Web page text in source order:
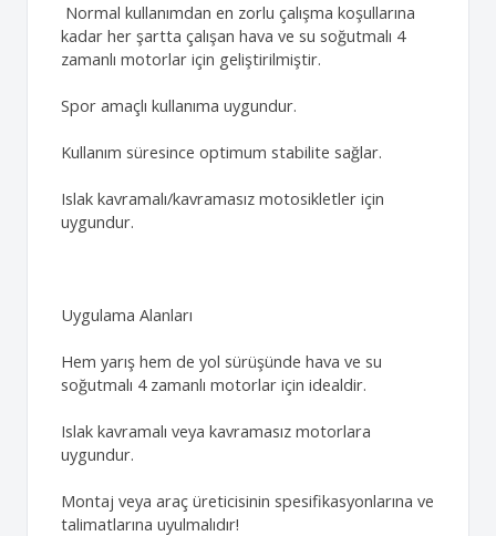
Normal kullanımdan en zorlu çalışma koşullarına
kadar her şartta çalışan hava ve su soğutmalı 4
zamanlı motorlar için geliştirilmiştir.
Spor amaçlı kullanıma uygundur.
Kullanım süresince optimum stabilite sağlar.
Islak kavramalı/kavramasız motosikletler için
uygundur.
Uygulama Alanları
Hem yarış hem de yol sürüşünde hava ve su
soğutmalı 4 zamanlı motorlar için idealdir.
Islak kavramalı veya kavramasız motorlara
uygundur.
Montaj veya araç üreticisinin spesifikasyonlarına ve
talimatlarına uyulmalıdır!